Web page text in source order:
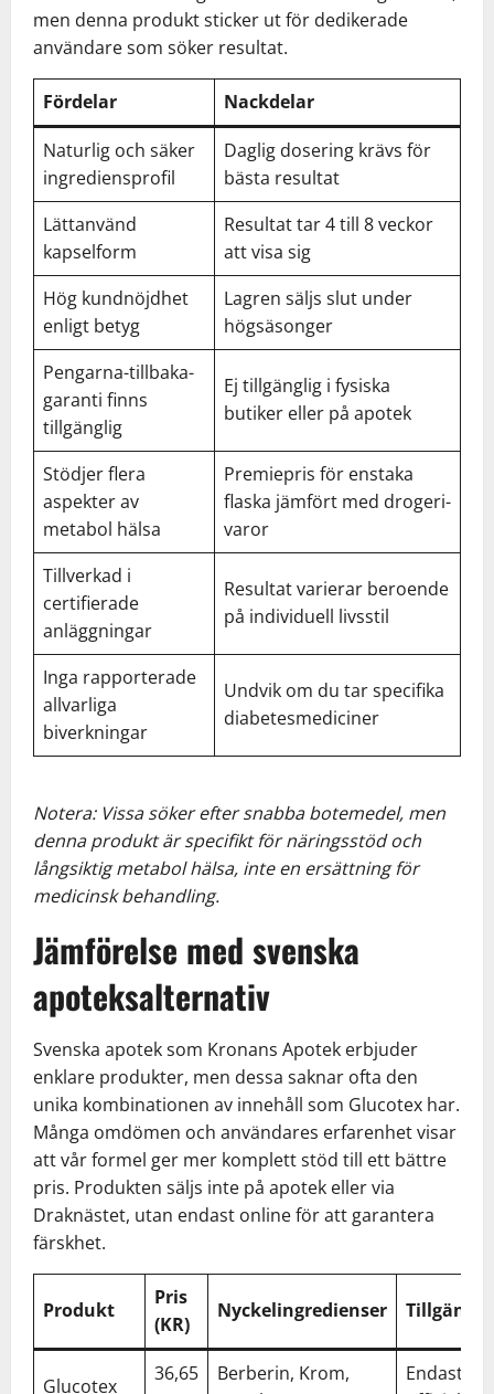
men denna produkt sticker ut för dedikerade
användare som söker resultat.
Fördelar
Nackdelar
Naturlig och säker
ingrediensprofil
Daglig dosering krävs för
bästa resultat
Lättanvänd
kapselform
Resultat tar 4 till 8 veckor
att visa sig
Hög kundnöjdhet
enligt betyg
Lagren säljs slut under
högsäsonger
Pengarna-tillbaka-
garanti finns
tillgänglig
Ej tillgänglig i fysiska
butiker eller på apotek
Stödjer flera
aspekter av
metabol hälsa
Premiepris för enstaka
flaska jämfört med drogeri-
varor
Tillverkad i
certifierade
anläggningar
Resultat varierar beroende
på individuell livsstil
Inga rapporterade
allvarliga
biverkningar
Undvik om du tar specifika
diabetesmediciner
Notera: Vissa söker efter snabba botemedel, men
denna produkt är specifikt för näringsstöd och
långsiktig metabol hälsa, inte en ersättning för
medicinsk behandling.
Jämförelse med svenska
apoteksalternativ
Svenska apotek som Kronans Apotek erbjuder
enklare produkter, men dessa saknar ofta den
unika kombinationen av innehåll som Glucotex har.
Många omdömen och användares erfarenhet visar
att vår formel ger mer komplett stöd till ett bättre
pris. Produkten säljs inte på apotek eller via
Draknästet, utan endast online för att garantera
färskhet.
Produkt
Pris
(KR)
Nyckelingredienser
Glucotex
36,65
Berberin, Krom,
Endast